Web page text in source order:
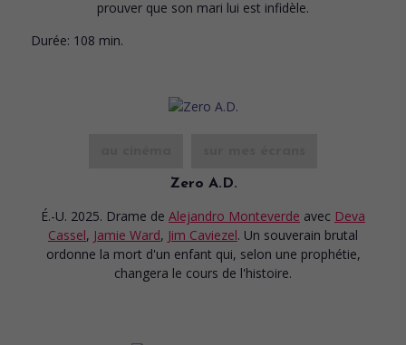
prouver que son mari lui est infidèle.
Durée: 108 min.
Zero A.D.
É.-U. 2025. Drame de Alejandro Monteverde avec Deva
Cassel, Jamie Ward, Jim Caviezel. Un souverain brutal
ordonne la mort d'un enfant qui, selon une prophétie,
changera le cours de l'histoire.